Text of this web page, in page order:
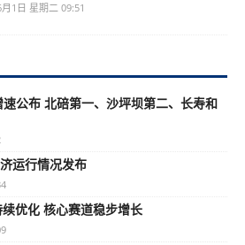
1日 星期二 09:51
公布 北碚第一、沙坪坝第二、长寿和
运行情况发布
优化 核心赛道稳步增长